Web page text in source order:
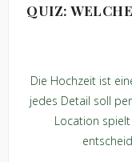
QUIZ:
Die Hochzeit ist
jedes Detail soll
Location